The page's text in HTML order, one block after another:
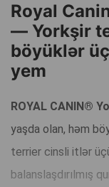
Royal
— Yorkşir
böyüklər
yem
ROYAL CANIN®
yaşda olan, həm
terrier cinsli itlər
balanslaşdırılmış